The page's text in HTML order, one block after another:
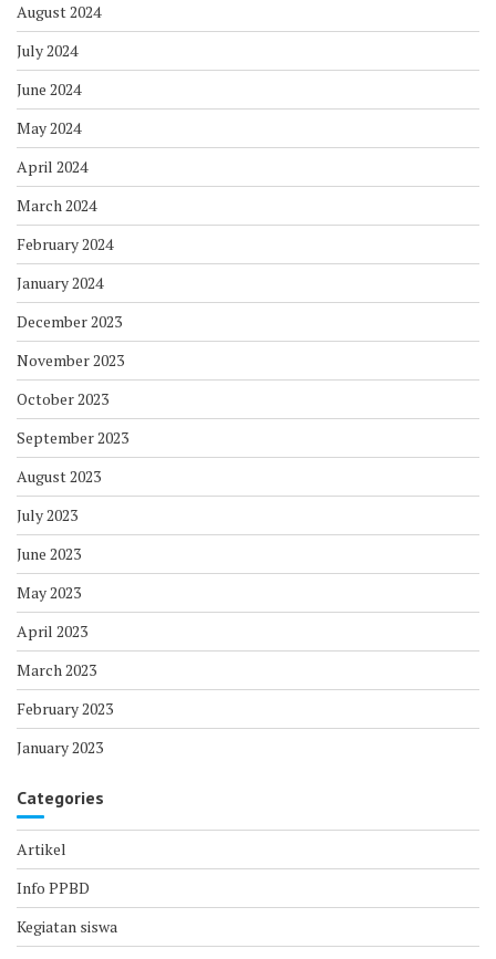
August 2024
July 2024
June 2024
May 2024
April 2024
March 2024
February 2024
January 2024
December 2023
November 2023
October 2023
September 2023
August 2023
July 2023
June 2023
May 2023
April 2023
March 2023
February 2023
January 2023
Categories
Artikel
Info PPBD
Kegiatan siswa